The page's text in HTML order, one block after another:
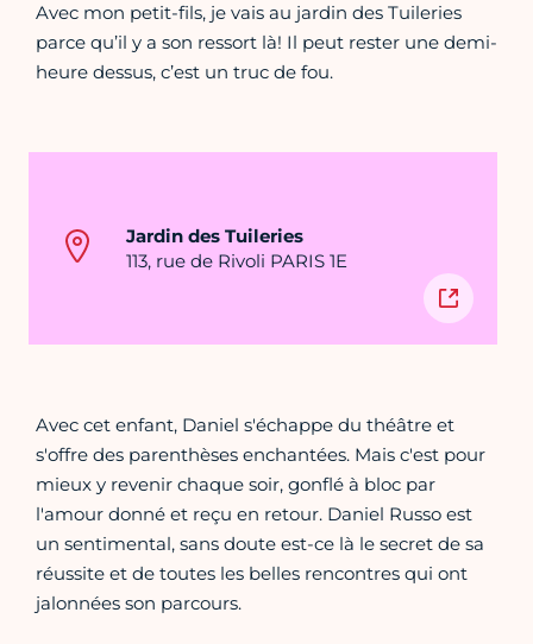
Avec mon petit-fils, je vais au jardin des Tuileries
parce qu’il y a son ressort là! Il peut rester une demi-
heure dessus, c’est un truc de fou.
Jardin des Tuileries
113, rue de Rivoli PARIS 1E
Avec cet enfant, Daniel s'échappe du théâtre et
s'offre des parenthèses enchantées. Mais c'est pour
mieux y revenir chaque soir, gonflé à bloc par
l'amour donné et reçu en retour. Daniel Russo est
un sentimental, sans doute est-ce là le secret de sa
réussite et de toutes les belles rencontres qui ont
jalonnées son parcours.